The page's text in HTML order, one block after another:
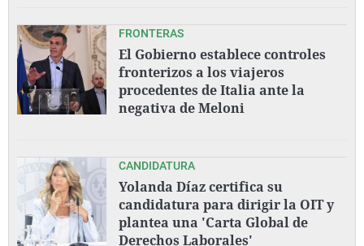
FRONTERAS
El Gobierno establece controles
fronterizos a los viajeros
procedentes de Italia ante la
negativa de Meloni
CANDIDATURA
Yolanda Díaz certifica su
candidatura para dirigir la OIT y
plantea una 'Carta Global de
Derechos Laborales'